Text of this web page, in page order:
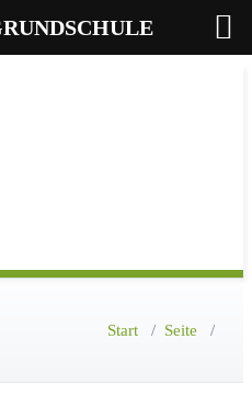
Start / Seite /